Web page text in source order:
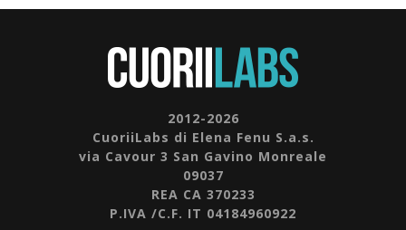
2012-2026
CuoriiLabs di Elena Fenu S.a.s.
via Cavour 3 San Gavino Monreale
09037
REA CA 370233
P.IVA /C.F. IT 04184960922